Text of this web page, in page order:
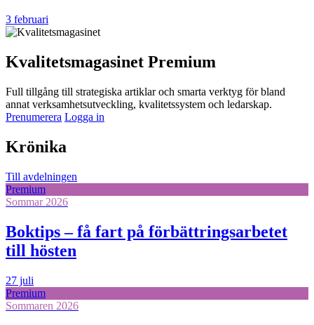
3 februari
Kvalitetsmagasinet Premium
Full tillgång till strategiska artiklar och smarta verktyg för bland
annat verksamhetsutveckling, kvalitetssystem och ledarskap.
Prenumerera Logga in
Krönika
Till avdelningen
Premium
Sommar 2026
Boktips – få fart på förbättringsarbetet
till hösten
27 juli
Premium
Sommaren 2026